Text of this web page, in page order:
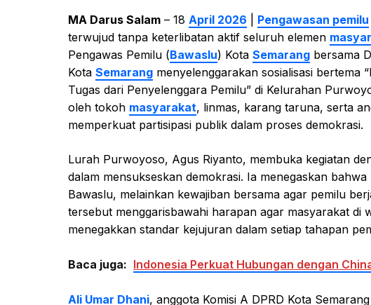
MA Darus Salam – 18 April 2026 Pengawasan pemilu
terwujud tanpa keterlibatan aktif seluruh elemen
Pengawas Pemilu (Bawaslu) Kota Semarang bersama
Kota Semarang menyelenggarakan sosialisasi bertema
Tugas dari Penyelenggara Pemilu” di Kelurahan
oleh tokoh masyarakat, linmas, karang taruna, serta
memperkuat partisipasi publik dalam proses demokrasi.
Lurah Purwoyoso, Agus Riyanto, membuka kegiatan
dalam mensukseskan demokrasi. Ia menegaskan
Bawaslu, melainkan kewajiban bersama agar pemilu
tersebut menggarisbawahi harapan agar masyarakat
menegakkan standar kejujuran dalam setiap tahapan
Baca juga: Indonesia Perkuat Hubungan dengan
Ali Umar Dhani, anggota Komisi A DPRD Kota